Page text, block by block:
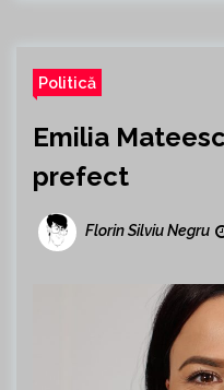
Politică
Emilia
prefect
Florin Silviu Negru